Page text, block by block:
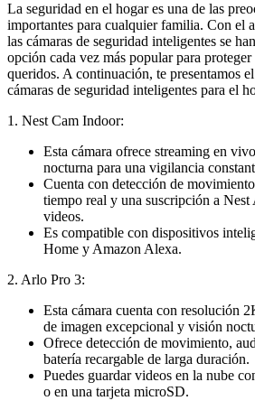
La seguridad en el hogar es una de las
importantes para cualquier familia. Con el
las cámaras de seguridad inteligentes se
opción cada vez más popular para
queridos. A continuación, te presentamos
cámaras de seguridad inteligentes para el
1. Nest Cam Indoor:
Esta cámara ofrece streaming en
nocturna para una vigilancia
Cuenta con detección de
tiempo real y una suscripción a Nest
videos.
Es compatible con dispositivos
Home y Amazon Alexa.
2. Arlo Pro 3:
Esta cámara cuenta con resolución
de imagen excepcional y visión
Ofrece detección de movimiento,
batería recargable de larga duración.
Puedes guardar videos en la nube
o en una tarjeta microSD.